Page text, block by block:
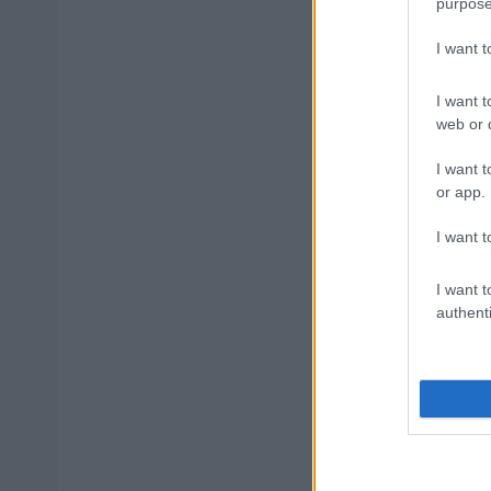
I want
I want
web or
I want
or app.
I want
I want
ΑΣΕΠ 6Κ/
ΑΣΕΠ -